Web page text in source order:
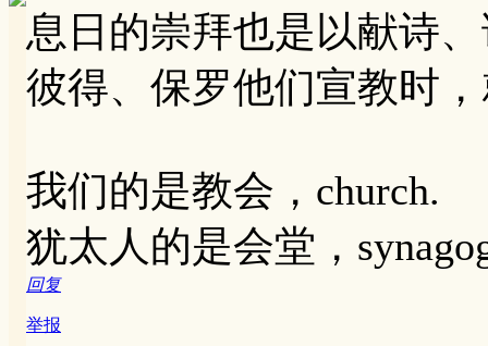
息日的崇拜也是以献诗
彼得、保罗他们宣教时
我们的是教会，church.
犹太人的是会堂，
回复
举报